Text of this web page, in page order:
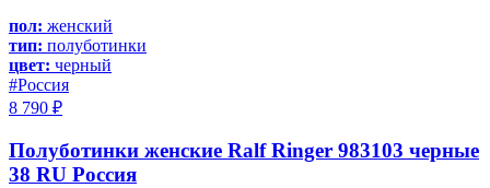
пол: женский
тип: полуботинки
цвет: черный
#Россия
8 790 ₽
Полуботинки женские Ralf Ringer 983103 черные
38 RU Россия